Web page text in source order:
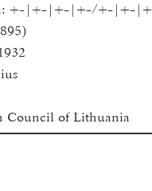
+-|+-|+-|+-/+-|+-|+
Council of Lithuania